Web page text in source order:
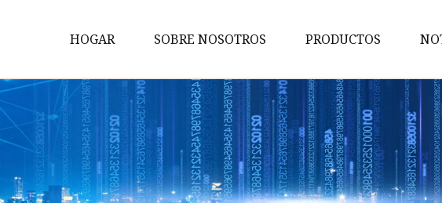
HOGAR SOBRE NOSOTROS PRODUCTOS
Rejillas
Tapa de alcantarilla
Válvulas de hierro
Partes mecánicas